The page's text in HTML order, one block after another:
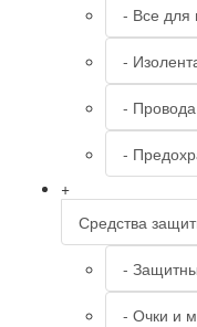
- Все для
-
-
-
+
Средства
-
- Очки и